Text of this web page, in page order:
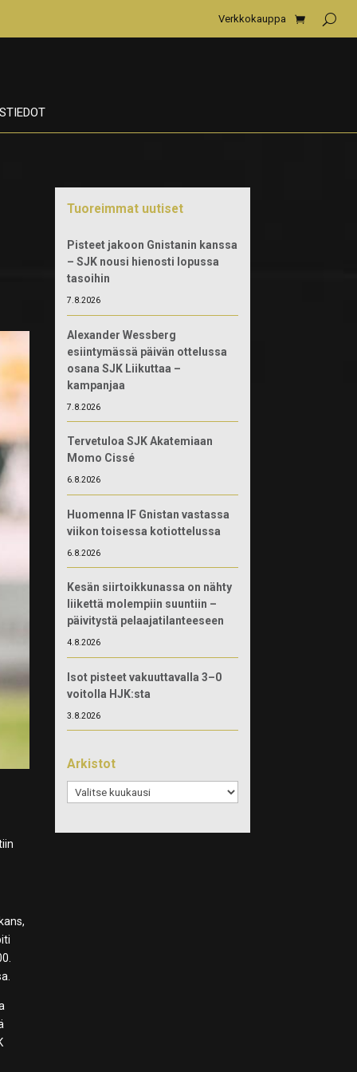
Verkkokauppa
Tuoreimmat uutiset
Pisteet jakoon Gnistanin kanssa
– SJK nousi hienosti lopussa
tasoihin
7.8.2026
Alexander Wessberg
esiintymässä päivän ottelussa
osana SJK Liikuttaa –
kampanjaa
7.8.2026
Tervetuloa SJK Akatemiaan
Momo Cissé
6.8.2026
Huomenna IF Gnistan vastassa
viikon toisessa kotiottelussa
6.8.2026
Kesän siirtoikkunassa on nähty
liikettä molempiin suuntiin –
päivitystä pelaajatilanteeseen
4.8.2026
Isot pisteet vakuuttavalla 3–0
voitolla HJK:sta
3.8.2026
Arkistot
Arkistot